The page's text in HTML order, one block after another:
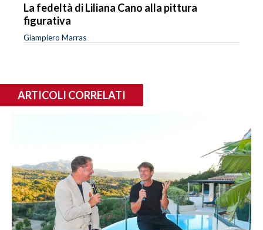
La fedeltà di Liliana Cano alla pittura
figurativa
Giampiero Marras
ARTICOLI CORRELATI